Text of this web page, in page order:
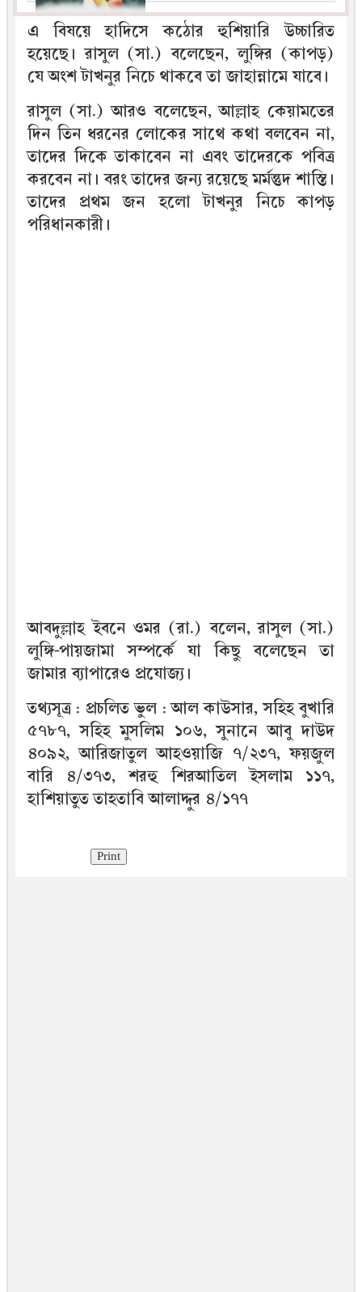
এ বিষয়ে হাদিসে কঠোর হুশিয়ারি উচ্চারিত
হয়েছে। রাসুল (সা.) বলেছেন, লুঙ্গির (কাপড়)
যে অংশ টাখনুর নিচে থাকবে তা জাহান্নামে যাবে।
রাসুল (সা.) আরও বলেছেন, আল্লাহ কেয়ামতের
দিন তিন ধরনের লোকের সাথে কথা বলবেন না,
তাদের দিকে তাকাবেন না এবং তাদেরকে পবিত্র
করবেন না। বরং তাদের জন্য রয়েছে মর্মন্তুদ শাস্তি।
তাদের প্রথম জন হলো টাখনুর নিচে কাপড়
পরিধানকারী।
আবদুল্লাহ ইবনে ওমর (রা.) বলেন, রাসুল (সা.)
লুঙ্গি-পায়জামা সম্পর্কে যা কিছু বলেছেন তা
জামার ব্যাপারেও প্রযোজ্য।
তথ্যসূত্র : প্রচলিত ভুল : আল কাউসার, সহিহ বুখারি
৫৭৮৭, সহিহ মুসলিম ১০৬, সুনানে আবু দাউদ
৪০৯২, আরিজাতুল আহওয়াজি ৭/২৩৭, ফয়জুল
বারি ৪/৩৭৩, শরহু শিরআতিল ইসলাম ১১৭,
হাশিয়াতুত তাহতাবি আলাদ্দুর ৪/১৭৭
Print